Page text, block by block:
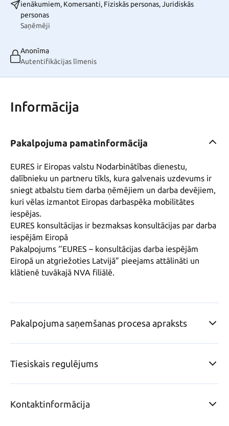
ienākumiem, Komersanti, Fiziskās personas, Juridiskās
personas
Saņēmēji
Anonīma
Autentifikācijas līmenis
Informācija
Pakalpojuma pamatinformācija
EURES ir Eiropas valstu Nodarbinātības dienestu,
dalībnieku un partneru tīkls, kura galvenais uzdevums ir
sniegt atbalstu tiem darba ņēmējiem un darba devējiem,
kuri vēlas izmantot Eiropas darbaspēka mobilitātes
iespējas.
EURES konsultācijas ir bezmaksas konsultācijas par darba
iespējām Eiropā
Pakalpojums ‘’EURES – konsultācijas darba iespējām
Eiropā un atgriežoties Latvijā” pieejams attālināti un
klātienē tuvākajā NVA filiālē.
Pakalpojuma saņemšanas procesa apraksts
Tiesiskais regulējums
Kontaktinformācija